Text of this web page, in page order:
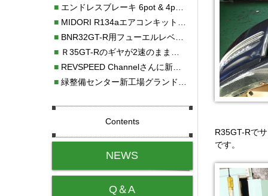
R35GT-Rで
です。
■エンドレスブレーキ 6pot & 4potオーバーホール
■MIDORI R134aエアコンキットタイプⅡ取り付け
■BNR32GT-R用フューエルレベルセンサー新発売！！
■Ｒ35GT-Rのギヤが2速のまま変速しない！！
■REVSPEED Channelさんに新社屋を紹介していただきました!!
■緑整備センター新工場グランドオープン・続報
Contents
NEWS
Q＆A